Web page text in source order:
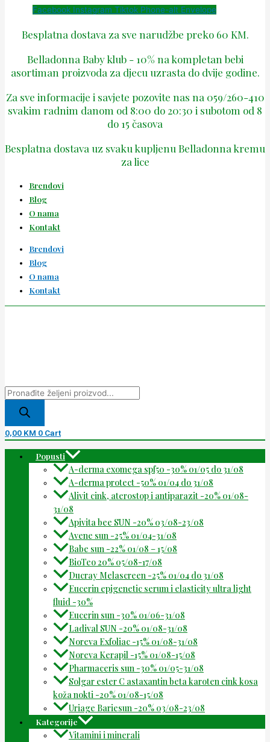
Facebook Instagram Tiktok Phone-alt Envelope
Besplatna dostava za sve narudžbe preko 60 KM.
Belladonna Baby klub - 10% na kompletan bebi
asortiman proizvoda za djecu uzrasta do dvije godine.
Za sve informacije i savjete pozovite nas na 059/260-410
svakim radnim danom od 8:00 do 20:30 i subotom od 8
do 15 časova
Besplatna dostava uz svaku kupljenu Belladonna kremu
za lice
Brendovi
Blog
O nama
Kontakt
Brendovi
Blog
O nama
Kontakt
0,00 KM 0 Cart
Popusti
A-derma exomega spf50 -30% 01/05 do 31/08
A-derma protect -50% 01/04 do 31/08
Alivit cink, aterostop i antiparazit -20% 01/08-
31/08
Apivita bee SUN -20% 03/08-23/08
Avene sun -25% 01/04-31/08
Babe sun -22% 01/08 – 15/08
BioTeo 20% 05/08-17/08
Ducray Melascreen -25% 01/04 do 31/08
Eucerin epigenetic serum i elasticity ultra light
fluid -30%
Eucerin sun -30% 01/06-31/08
Ladival SUN -20% 01/08-31/08
Noreva Exfoliac -15% 01/08-31/08
Noreva Kerapil -15% 01/08-15/08
Pharmaceris sun -30% 01/05-31/08
Solgar ester C astaxantin beta karoten cink kosa
koža nokti -20% 01/08-15/08
Uriage Bariesun -20% 03/08-23/08
Kategorije
Vitamini i minerali